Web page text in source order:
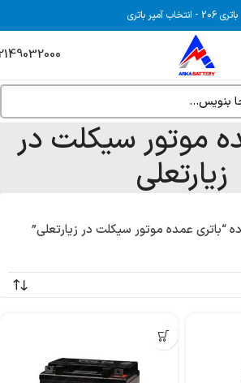
باتری 206 - انتخاب آمپر باتری
موتور سیکلت در
زیارتعلی
عمده موتور سیکلت در زیارتعلی”